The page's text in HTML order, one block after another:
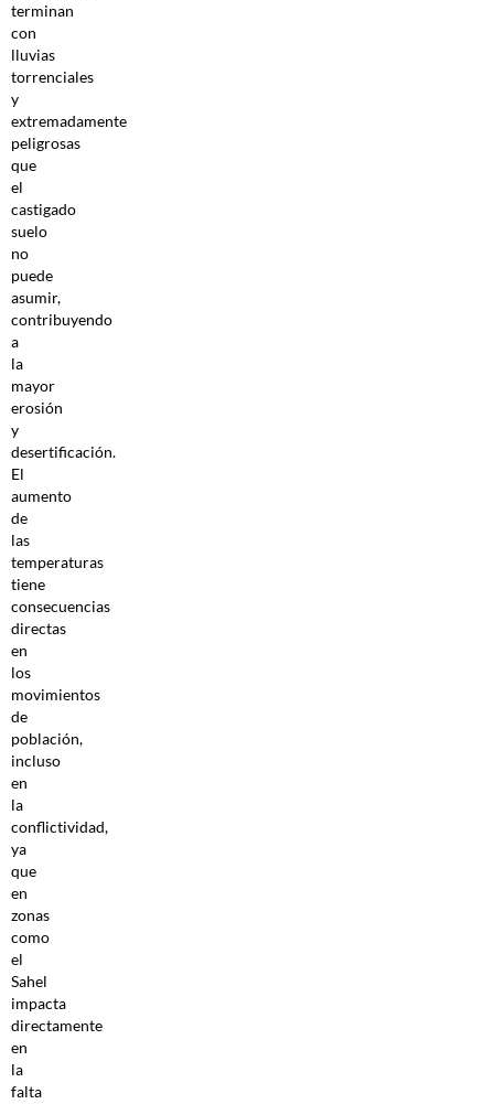
terminan
con
lluvias
torrenciales
y
extremadamente
peligrosas
que
el
castigado
suelo
no
puede
asumir,
contribuyendo
a
la
mayor
erosión
y
desertificación.
El
aumento
de
las
temperaturas
tiene
consecuencias
directas
en
los
movimientos
de
población,
incluso
en
la
conflictividad,
ya
que
en
zonas
como
el
Sahel
impacta
directamente
en
la
falta